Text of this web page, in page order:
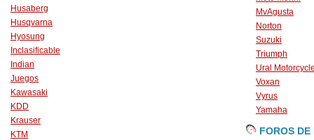
Husaberg
Husqvarna
Hyosung
Inclasificable
Indian
Juegos
Kawasaki
KDD
Krauser
KTM
MvAgusta
Norton
Suzuki
Triumph
Ural
Voxan
Vyrus
Yamaha
FOROS DE